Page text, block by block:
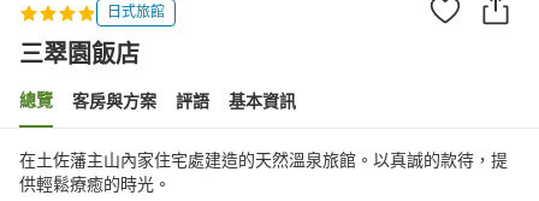
日式旅館
三翠園飯店
總覽 客房與方案 評語 基本資訊
在土佐藩主山內家住宅處建造的天然溫泉旅館。以真誠的款待，提
供輕鬆療癒的時光。